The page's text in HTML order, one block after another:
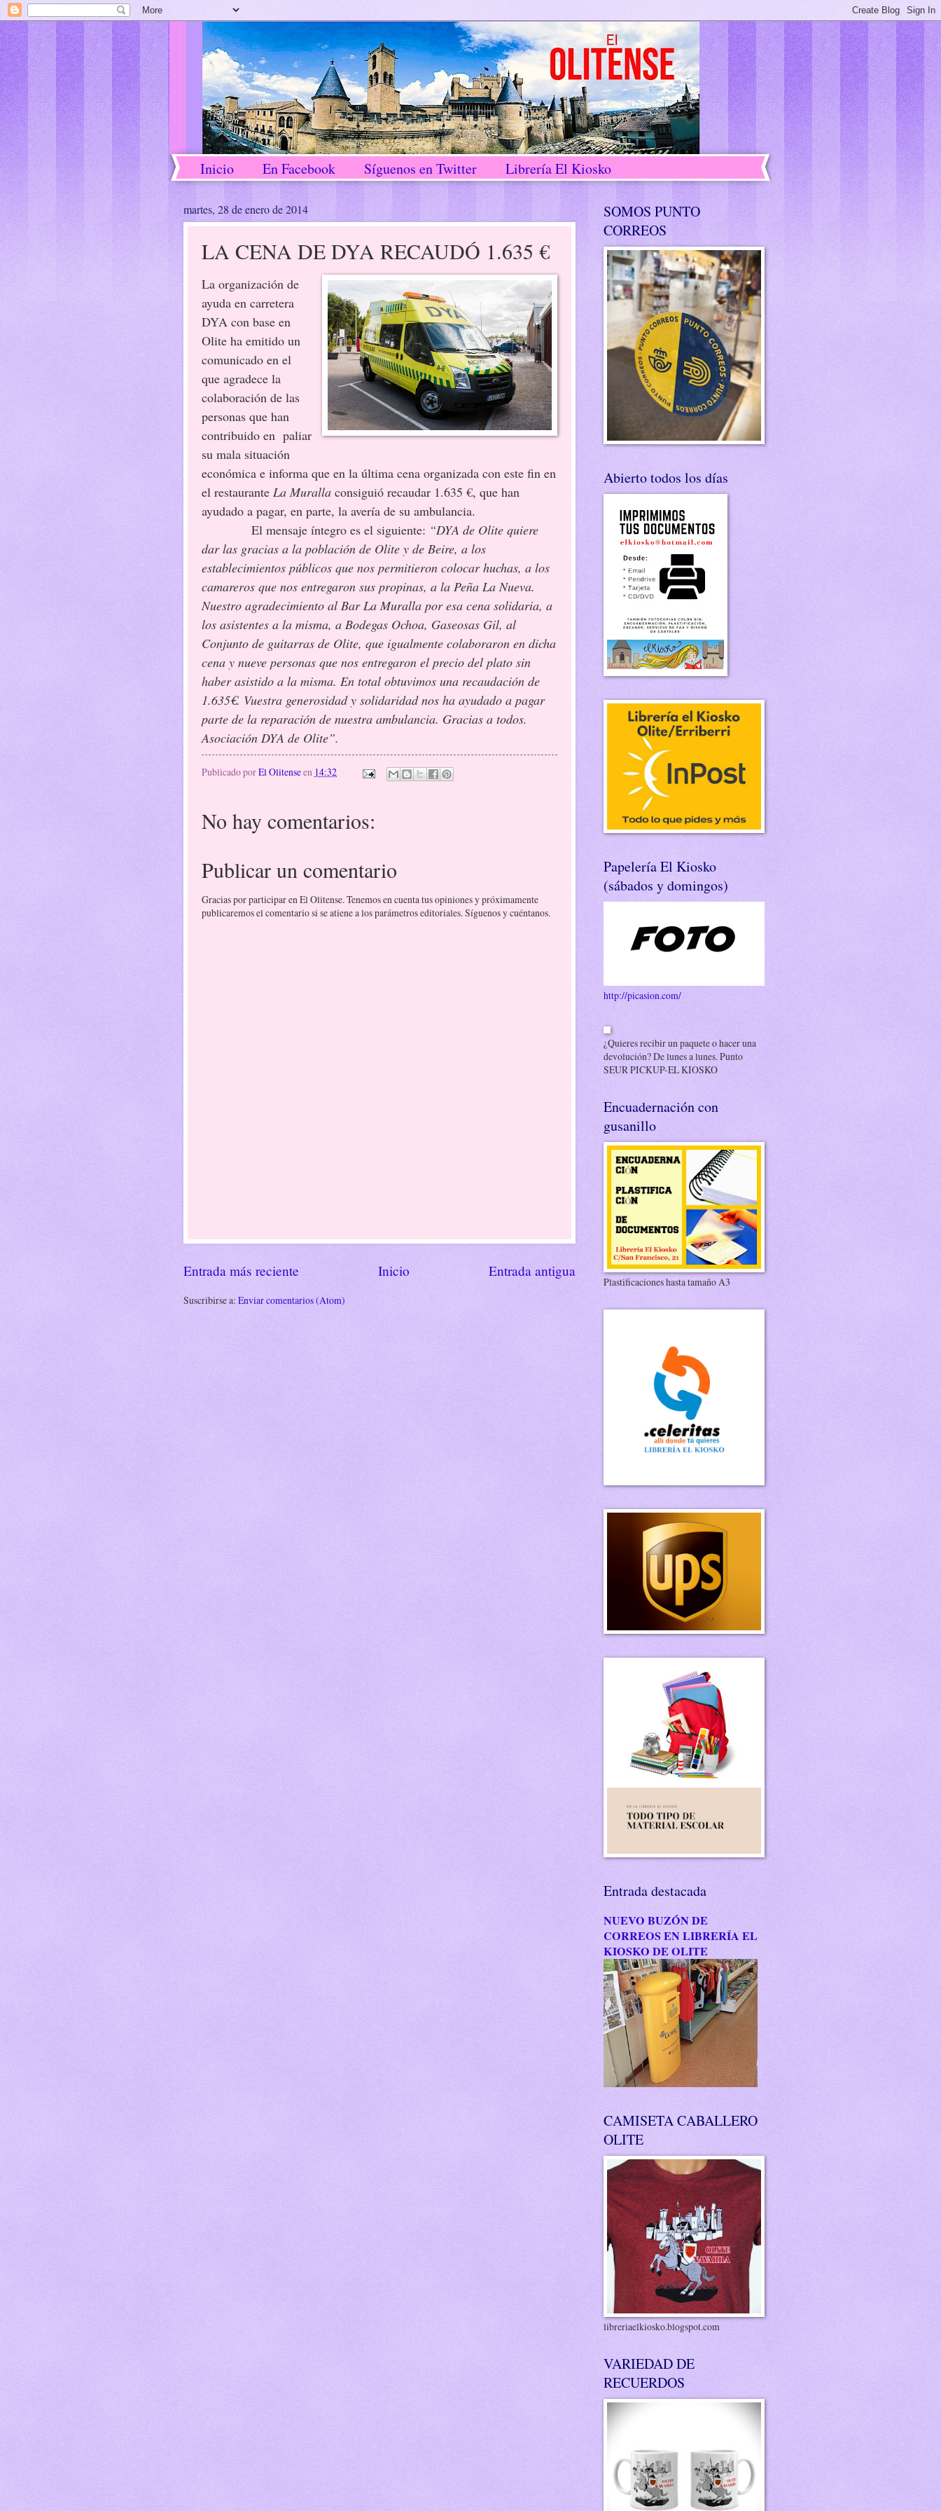
Inicio En Facebook Síguenos en Twitter Librería El Kiosko
martes, 28 de enero de 2014
LA CENA DE DYA RECAUDÓ 1.635 €
La organización de
ayuda en carretera
DYA con base en
Olite ha emitido un
comunicado en el
que agradece la
colaboración de las
personas que han
contribuido en paliar
su mala situación
económica e informa que en la última cena organizada con este fin en
el restaurante La Muralla consiguió recaudar 1.635 €, que han
ayudado a pagar, en parte, la avería de su ambulancia.
El mensaje íntegro es el siguiente: “DYA de Olite quiere
dar las gracias a la población de Olite y de Beire, a los
establecimientos públicos que nos permitieron colocar huchas, a los
camareros que nos entregaron sus propinas, a la Peña La Nueva.
Nuestro agradecimiento al Bar La Muralla por esa cena solidaria, a
los asistentes a la misma, a Bodegas Ochoa, Gaseosas Gil, al
Conjunto de guitarras de Olite, que igualmente colaboraron en dicha
cena y nueve personas que nos entregaron el precio del plato sin
haber asistido a la misma. En total obtuvimos una recaudación de
1.635€. Vuestra generosidad y solidaridad nos ha ayudado a pagar
parte de la reparación de nuestra ambulancia. Gracias a todos.
Asociación DYA de Olite”.
Publicado porEl Olitenseen 14:32
No hay comentarios:
Publicar un comentario
Gracias por participar en El Olitense. Tenemos en cuenta tus opiniones y próximamente
publicaremos el comentario si se atiene a los parámetros editoriales. Síguenos y cuéntanos.
Entrada más reciente Entrada antigua
Inicio
Suscribirse a: Enviar comentarios (Atom)
SOMOS PUNTO
CORREOS
Abierto todos los días
Papelería El Kiosko
(sábados y domingos)
http://picasion.com/
¿Quieres recibir un paquete o hacer una
devolución? De lunes a lunes. Punto
SEUR PICKUP-EL KIOSKO
Encuadernación con
gusanillo
Plastificaciones hasta tamaño A3
Entrada destacada
NUEVO BUZÓN DE
CORREOS EN LIBRERÍA EL
KIOSKO DE OLITE
CAMISETA CABALLERO
OLITE
libreriaelkiosko.blogspot.com
VARIEDAD DE
RECUERDOS